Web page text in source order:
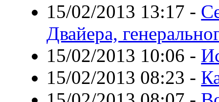
15/02/2013 13:17 -
Двайера,
15/02/2013 10:06 -
15/02/2013 08:23 -